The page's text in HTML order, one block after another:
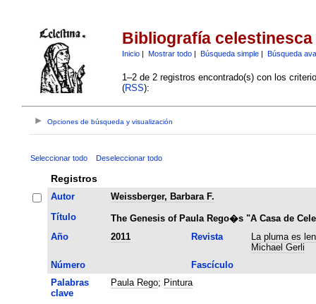
Bibliografía celestinesca
Inicio| Mostrar todo| Búsqueda simple| Búsqueda
1–2 de 2 registros encontrado(s) con los
(RSS):
Opciones de búsqueda y visualización
Seleccionar todo Deseleccionar todo
Registros
Autor
Weissberger, Barbara F.
Título
The Genesis of Paula Rego�s "A Casa de
Año
2011 Revista
La pluma es
Michael Gerli
Número
Fascículo
Palabras
clave
Paula Rego; Pintura